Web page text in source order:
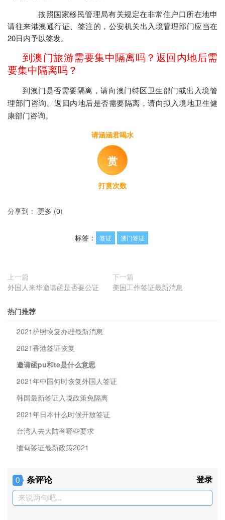
按照国家移民管理局有关规定在非常住户口所在地申
请往来港澳通行证、签注的，公安机关出入境管理部门应当在
20日内予以签发。
到澳门旅游需要集中隔离吗？返回内地后需
要集中隔离吗？
到澳门是否需要隔离，请向澳门特区卫生部门或出入境管
理部门咨询。返回内地后是否需要隔离，请向拟入境地卫生健
康部门咨询。
请涵涵君喝水
赏
打赏次数
分享到： 更多 (0)
标签： 签证 澳门签证
上一篇
外国人来华邀请函是否要公证
下一篇
美国工作签证最新消息
热门推荐
2021护照恢复办理最新消息
2021香港签证恢复
邀请函pu和te是什么意思
2021年中国何时恢复外国人签证
韩国最新签证入境政策免隔离
2021年日本什么时候开放签证
台湾人去大陆有哪些要求
缅甸签证最新政策2021
0 条评论 登录
来说两句吧...